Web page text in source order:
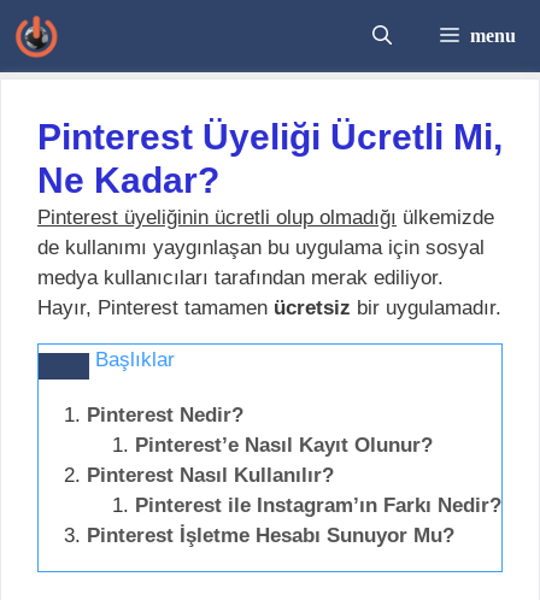
İçeriğe
atla
menu
Pinterest Üyeliği Ücretli Mi,
Ne Kadar?
Pinterest üyeliğinin ücretli olup olmadığı ülkemizde
de kullanımı yaygınlaşan bu uygulama için sosyal
medya kullanıcıları tarafından merak ediliyor.
Hayır, Pinterest tamamen ücretsiz bir uygulamadır.
Başlıklar
Pinterest Nedir?
Pinterest’e Nasıl Kayıt Olunur?
Pinterest Nasıl Kullanılır?
Pinterest ile Instagram’ın Farkı Nedir?
Pinterest İşletme Hesabı Sunuyor Mu?